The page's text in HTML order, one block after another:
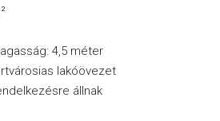
4,5 méter
lakóövezet
állnak